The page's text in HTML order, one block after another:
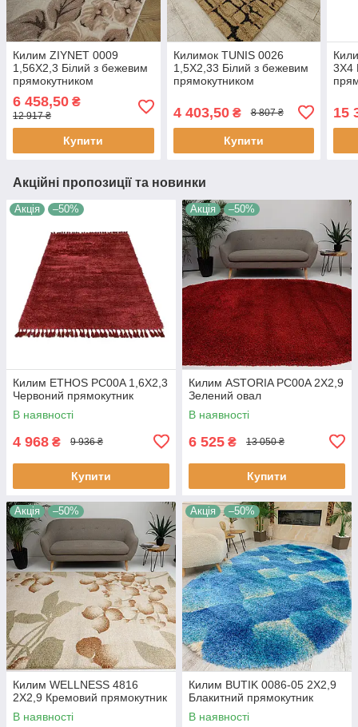
Килим ZIYNET 0009
1,56Х2,3 Білий з бежевим
прямокутником
6 458,50 ₴
12 917 ₴
Купити
Килимок TUNIS 0026
1,5Х2,33 Білий з бежевим
прямокутником
4 403,50₴ 8 807 ₴
Купити
3Х4
15
Акційні пропозиції та новинки
Акція –50%
Килим ETHOS PC00A 1,6Х2,3
Червоний прямокутник
В наявності
4 968 ₴ 9 936 ₴
Купити
Акція –50%
Килим ASTORIA PC00A 2Х2,9
Зелений овал
В наявності
6 525 ₴ 13 050 ₴
Купити
Акція –50%
Килим WELLNESS 4816
2Х2,9 Кремовий прямокутник
В наявності
Акція –50%
Килим BUTIK 0086-05 2Х2,9
Блакитний прямокутник
В наявності